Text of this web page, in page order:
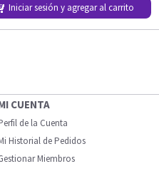
Iniciar sesión y agregar al carrito
CUENTA
de la Cuenta
Historial de Pedidos
Miembros